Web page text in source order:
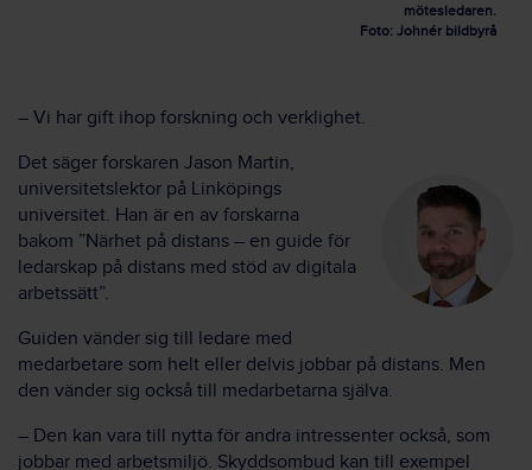
mötesledaren.
Foto: Johnér bildbyrå
– Vi har gift ihop forskning och verklighet.
Det säger forskaren Jason Martin,
universitetslektor på Linköpings
universitet. Han är en av forskarna
bakom ”Närhet på distans – en guide för
ledarskap på distans med stöd av digitala
arbetssätt”.
Guiden vänder sig till ledare med
medarbetare som helt eller delvis jobbar på distans. Men
den vänder sig också till medarbetarna själva.
– Den kan vara till nytta för andra intressenter också, som
jobbar med arbetsmiljö. Skyddsombud kan till exempel